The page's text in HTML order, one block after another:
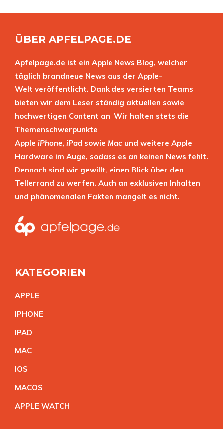
ÜBER APFELPAGE.DE
Apfelpage.de ist ein Apple News Blog, welcher
täglich brandneue News aus der Apple-
Welt veröffentlicht. Dank des versierten Teams
bieten wir dem Leser ständig aktuellen sowie
hochwertigen Content an. Wir halten stets die
Themenschwerpunkte
Apple iPhone, iPad sowie Mac und weitere Apple
Hardware im Auge, sodass es an keinen News fehlt.
Dennoch sind wir gewillt, einen Blick über den
Tellerrand zu werfen. Auch an exklusiven Inhalten
und phänomenalen Fakten mangelt es nicht.
KATEGORIEN
APPLE
IPHONE
IPAD
MAC
IOS
MACOS
APPLE WATCH